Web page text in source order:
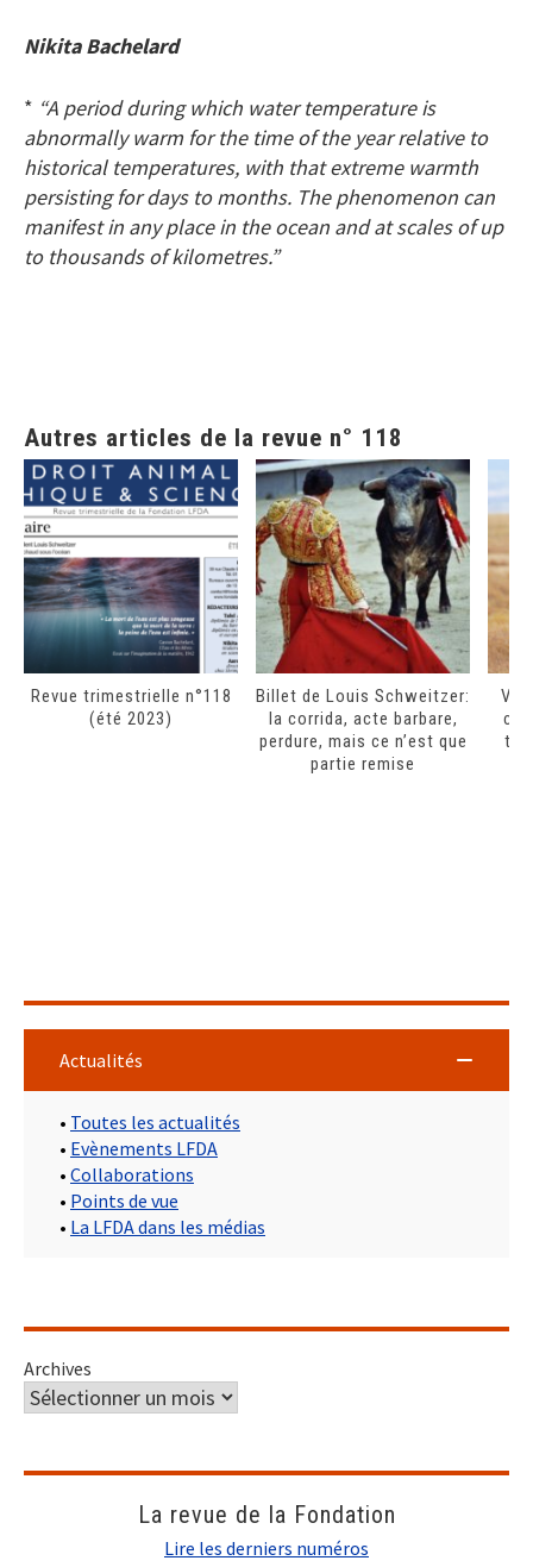
Nikita Bachelard
* “A period during which water temperature is
abnormally warm for the time of the year relative to
historical temperatures, with that extreme warmth
persisting for days to months. The phenomenon can
manifest in any place in the ocean and at scales of up
to thousands of kilometres.”
Autres articles de la revue n° 118
Revue trimestrielle n°118
(été 2023)
Billet de Louis Schweitzer:
la corrida, acte barbare,
perdure, mais ce n’est que
partie remise
Actualités
• Toutes les actualités
• Evènements LFDA
• Collaborations
• Points de vue
• La LFDA dans les médias
Archives
La revue de la Fondation
Lire les derniers numéros